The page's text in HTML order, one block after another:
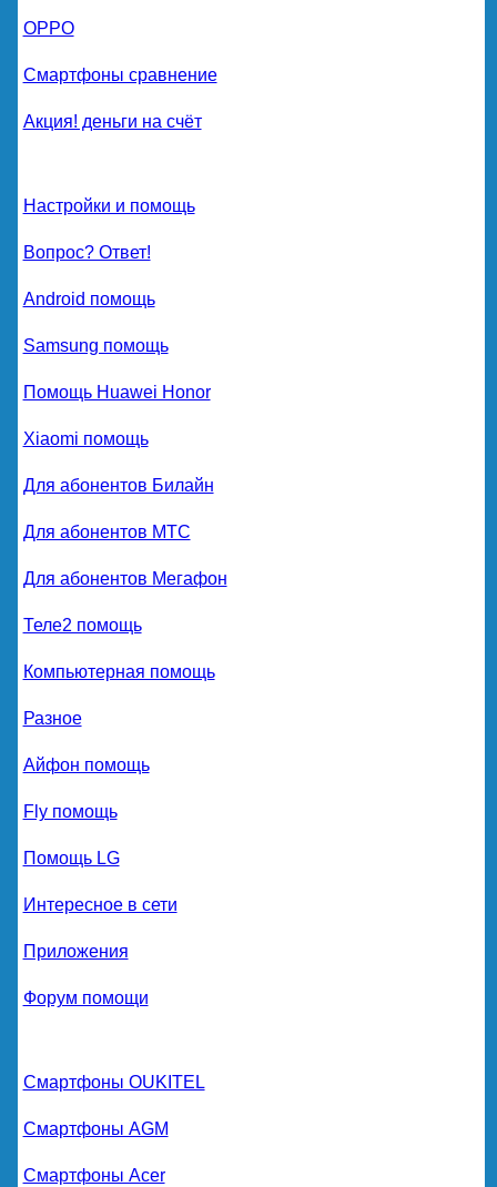
OPPO
Смартфоны сравнение
Акция! деньги на счёт
Настройки и помощь
Вопрос? Ответ!
Android помощь
Samsung помощь
Помощь Huawei Honor
Xiaomi помощь
Для абонентов Билайн
Для абонентов МТС
Для абонентов Мегафон
Теле2 помощь
Компьютерная помощь
Разное
Айфон помощь
Fly помощь
Помощь LG
Интересное в сети
Приложения
Форум помощи
Смартфоны OUKITEL
Смартфоны AGM
Смартфоны Acer